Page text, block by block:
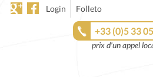
Login Folleto
+33 (0)5 33
prix d'un appel